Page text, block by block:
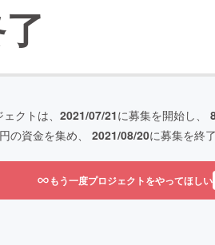
クトは、 2021/07/21に募集を開始し、
円の資金を集め、 2021/08/20に募集を終
もう一度プロジェクトをやってほしい